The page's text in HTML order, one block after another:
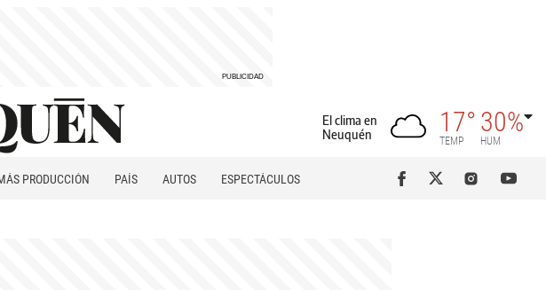
El clima en
Neuquén
17°
TEMP
30%
HUM
PRODUCCIÓN PAÍS AUTOS
ESPECTÁCULOS